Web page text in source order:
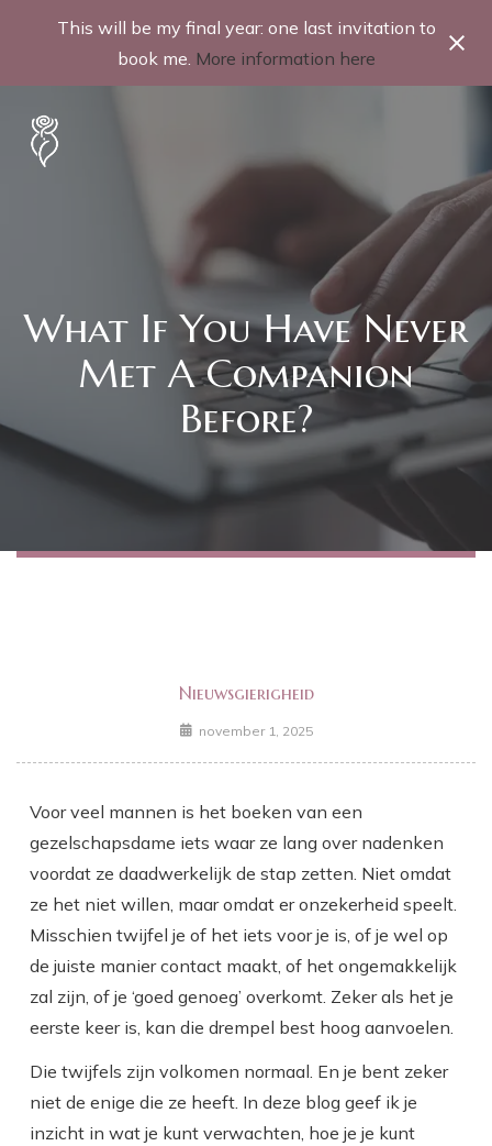
This will be my final year: one last invitation to
book me. More information here
What If You Have Never
Met A Companion
Before?
Nieuwsgierigheid
november 1, 2025
Voor veel mannen is het boeken van een
gezelschapsdame iets waar ze lang over nadenken
voordat ze daadwerkelijk de stap zetten. Niet omdat
ze het niet willen, maar omdat er onzekerheid speelt.
Misschien twijfel je of het iets voor je is, of je wel op
de juiste manier contact maakt, of het ongemakkelijk
zal zijn, of je ‘goed genoeg’ overkomt. Zeker als het je
eerste keer is, kan die drempel best hoog aanvoelen.
Die twijfels zijn volkomen normaal. En je bent zeker
niet de enige die ze heeft. In deze blog geef ik je
inzicht in wat je kunt verwachten, hoe je je kunt